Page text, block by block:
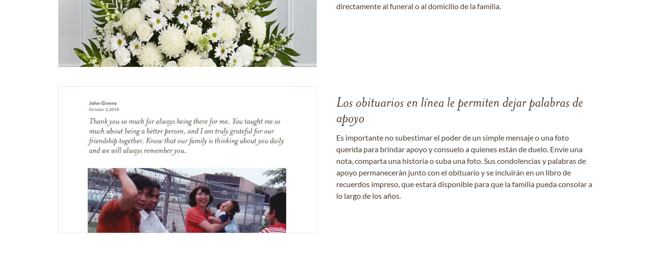
directamente al funeral o al domicilio de la familia.
Los obituarios en línea le permiten dejar palabras de
apoyo
Es importante no subestimar el poder de un simple mensaje o una foto
querida para brindar apoyo y consuelo a quienes están de duelo. Envíe una
nota, comparta una historia o suba una foto. Sus condolencias y palabras de
apoyo permanecerán junto con el obituario y se incluirán en un libro de
recuerdos impreso, que estará disponible para que la familia pueda consolar a
lo largo de los años.